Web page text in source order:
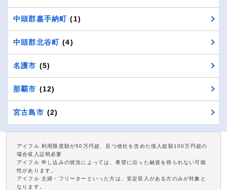
中頭郡嘉手納町 (1)
中頭郡北谷町 (4)
名護市 (5)
那覇市 (12)
宮古島市 (2)
アイフル 利用限度額が50万円超、且つ他社を含めた借入総額100万円超の
場合収入証明必要
アイフル 申し込みの状況によっては、希望に沿った融資を得られない可能
性があります。
アイフル 主婦・フリーターといった方は、安定収入がある方のみが対象と
なります。